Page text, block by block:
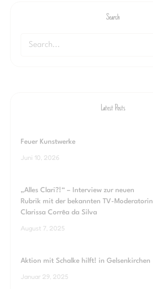
Search
Latest Posts
Feuer Kunstwerke
Juni 10, 2026
„Alles Clari?!“ – Interview zur neuen
Rubrik mit der bekannten TV-Moderatorin
Clarissa Corrêa da Silva
August 7, 2025
Aktion mit Schalke hilft! in Gelsenkirchen
Januar 29, 2025